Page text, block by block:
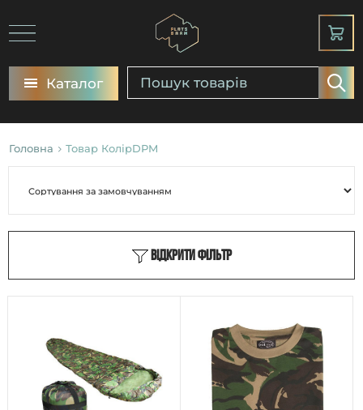
Каталог
Головна Товар КолірDPM
Відкрити фільтр